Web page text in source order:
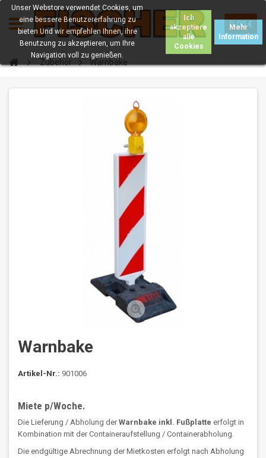
0.00 €
Unser Webstore verwendet Cookies, um
eine bessere Benutzererfahrung zu
bieten Und wir empfehlen Ihnen, ihre
Benutzung zu akzeptieren, um Ihre
Navigation voll zu genießen.
Ich
akzeptiere
alle
Cookies
Mehr
Information
Zubehör Warnbake
Warnbake
Artikel-Nr.: 901006
Miete p/Woche.
Die Lieferung / Abholung derWarnbake inkl. Fußplatte erfolgt in
Kombination mit der Containeraufstellung / Containerabholung.
Die endgültige Abrechnung der Mietkosten erfolgt nach Abholung